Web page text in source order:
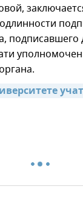
подписавшего